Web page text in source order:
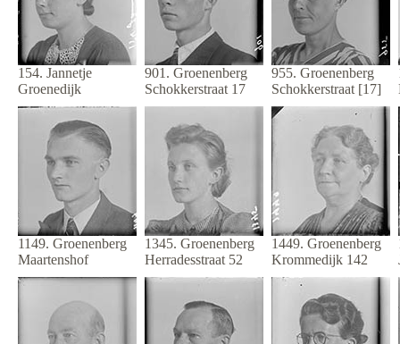
154. Jannetje
Groenedijk
901. Groenenberg
Schokkerstraat 17
955. Groenenberg
Schokkerstraat [17]
1149. Groenenberg
Maartenshof
1345. Groenenberg
Herradesstraat 52
1449. Groenenberg
Krommedijk 142